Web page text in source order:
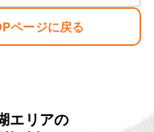
ページに戻る
エリアの